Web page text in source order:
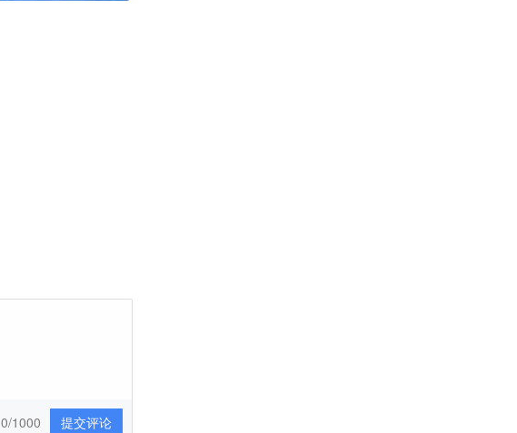
提交评论
0/1000